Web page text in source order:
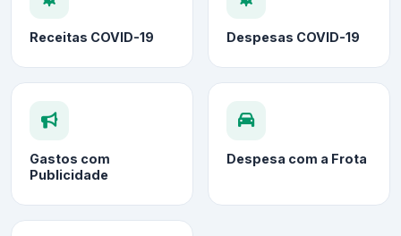
Receitas COVID-19 Despesas COVID-19
Gastos com
Publicidade
Despesa com a Frota